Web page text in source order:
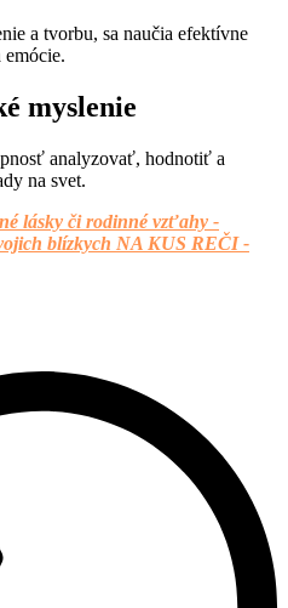
a tvorbu, sa naučia efektívne
myslenie
analyzovať, hodnotiť a
na svet.
lásky či rodinné vzťahy -
blízkych NA KUS REČI -